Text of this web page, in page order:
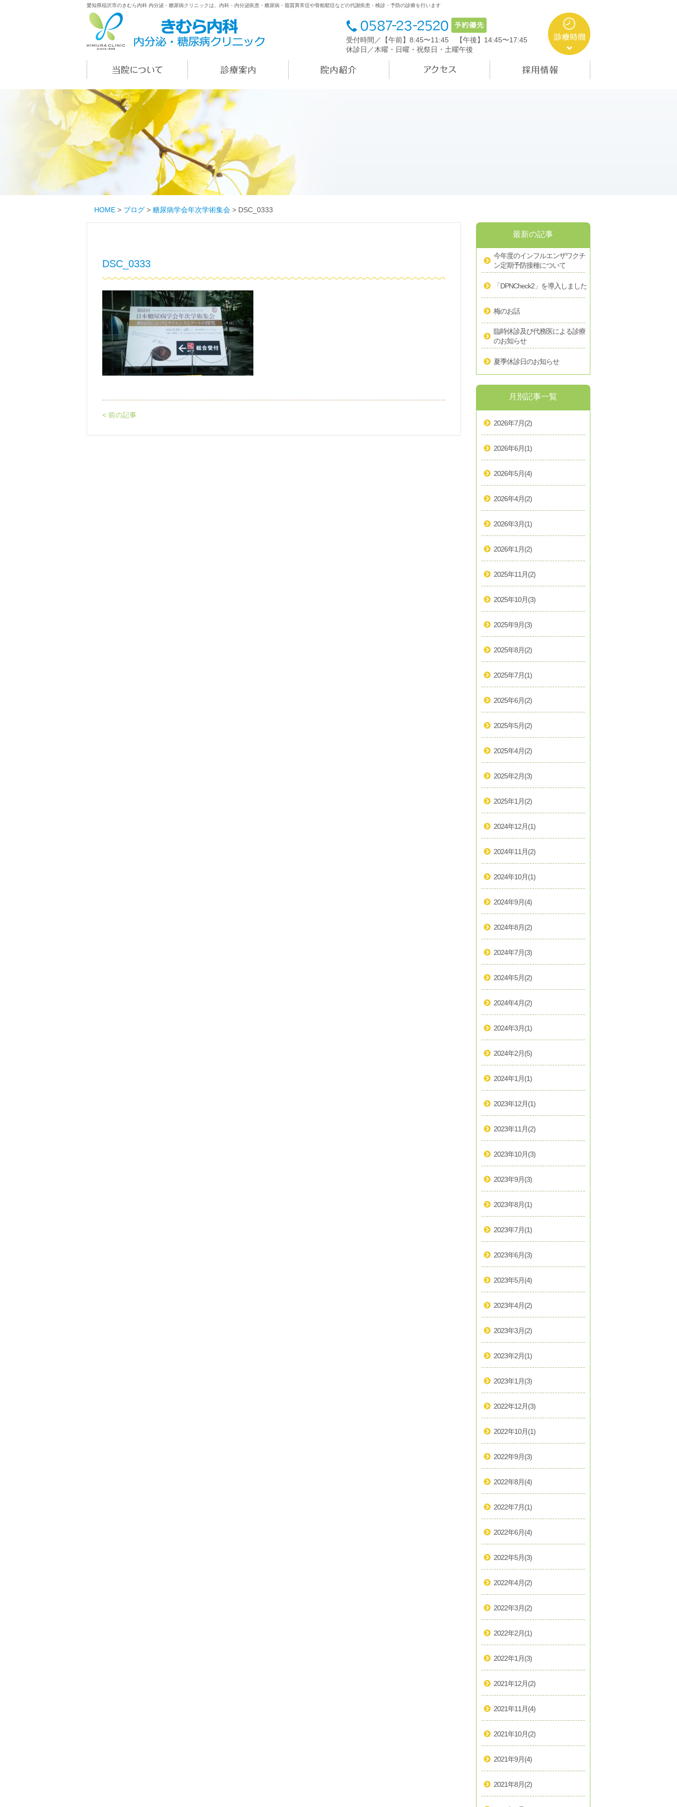
愛知県稲沢市のきむら内科 内分泌・糖尿病クリニックは、内科・内分泌疾患・糖尿病・脂質異常症や骨粗鬆症などの代謝疾患・検診・予防の診療を行います
受付時間／【午前】8:45〜11:45
【午後】14:45〜17:45
休診日／木曜・日曜・祝祭日・土曜午後
HOME > ブログ > 糖尿病学会年次学術集会 > DSC_0333
DSC_0333
< 前の記事
最新の記事
今年度のインフルエンザワクチ
ン定期予防接種について
「DPNCheck2」を導入しました
梅のお話
臨時休診及び代務医による診療
のお知らせ
夏季休診日のお知らせ
月別記事一覧
2026年7月(2)
2026年6月(1)
2026年5月(4)
2026年4月(2)
2026年3月(1)
2026年1月(2)
2025年11月(2)
2025年10月(3)
2025年9月(3)
2025年8月(2)
2025年7月(1)
2025年6月(2)
2025年5月(2)
2025年4月(2)
2025年2月(3)
2025年1月(2)
2024年12月(1)
2024年11月(2)
2024年10月(1)
2024年9月(4)
2024年8月(2)
2024年7月(3)
2024年5月(2)
2024年4月(2)
2024年3月(1)
2024年2月(5)
2024年1月(1)
2023年12月(1)
2023年11月(2)
2023年10月(3)
2023年9月(3)
2023年8月(1)
2023年7月(1)
2023年6月(3)
2023年5月(4)
2023年4月(2)
2023年3月(2)
2023年2月(1)
2023年1月(3)
2022年12月(3)
2022年10月(1)
2022年9月(3)
2022年8月(4)
2022年7月(1)
2022年6月(4)
2022年5月(3)
2022年4月(2)
2022年3月(2)
2022年2月(1)
2022年1月(3)
2021年12月(2)
2021年11月(4)
2021年10月(2)
2021年9月(4)
2021年8月(2)